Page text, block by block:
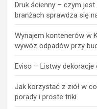
Druk ścienny – czym
branżach sprawdza się
Wynajem kontenerów w
wywóz odpadów przy
Eviso – Listwy
Jak korzystać z ziół w
porady i proste triki